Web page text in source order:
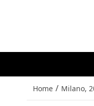
Home / Milano,